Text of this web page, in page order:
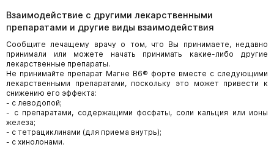
Взаимодействие с другими лекарственными
препаратами и другие виды взаимодействия
Сообщите лечащему врачу о том, что Вы принимаете, недавно
принимали или можете начать принимать какие-либо другие
лекарственные препараты.
Не принимайте препарат Магне В6® форте вместе с следующими
лекарственными препаратами, поскольку это может привести к
снижению его эффекта:
- с леводопой;
- с препаратами, содержащими фосфаты, соли кальция или ионы
железа;
- с тетрациклинами (для приема внутрь);
- с хинолонами.